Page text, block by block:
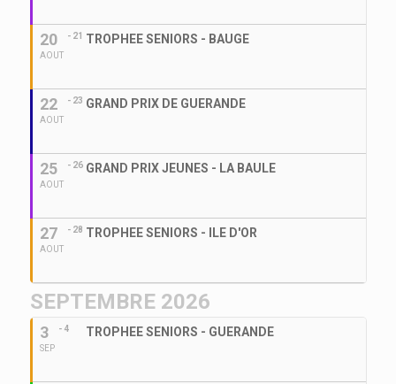
20
AOUT
- 21 TROPHEE SENIORS - BAUGE
22
AOUT
- 23 GRAND PRIX DE GUERANDE
25
AOUT
- 26 GRAND PRIX JEUNES - LA BAULE
27
AOUT
- 28 TROPHEE SENIORS - ILE D'OR
SEPTEMBRE 2026
3
SEP
- 4 TROPHEE SENIORS - GUERANDE